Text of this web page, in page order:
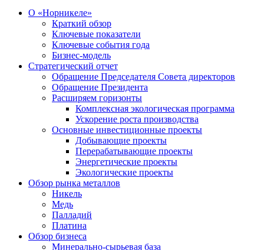
О «Норникеле»
Краткий обзор
Ключевые показатели
Ключевые события года
Бизнес-модель
Стратегический отчет
Обращение Председателя Совета директоров
Обращение Президента
Расширяем горизонты
Комплексная экологическая программа
Ускорение роста производства
Основные инвестиционные проекты
Добывающие проекты
Перерабатывающие проекты
Энергетические проекты
Экологические проекты
Обзор рынка металлов
Никель
Медь
Палладий
Платина
Обзор бизнеса
Минерально-сырьевая база